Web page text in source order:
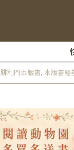
腓利門本版書, 本版書經